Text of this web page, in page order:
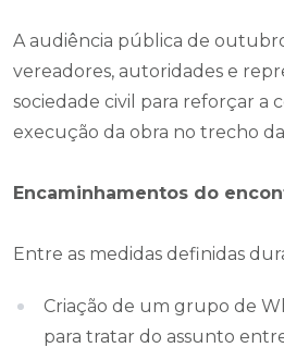
A audiência pública de
vereadores, autoridades e
sociedade civil para reforçar a
execução da obra no trecho da
Encaminhamentos do
Entre as medidas definidas
Criação de um grupo de
para tratar do assunto